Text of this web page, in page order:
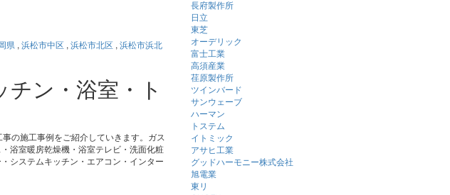
県 , 浜松市中区 , 浜松市北区 , 浜松市浜北
ン・浴室・ト
の施工事例をご紹介していきます。ガス
浴室暖房乾燥機・浴室テレビ・洗面化粧
システムキッチン・エアコン・インター
長府製作所
日立
東芝
オーデリック
富士工業
高須産業
荏原製作所
ツインバード
サンウェーブ
ハーマン
トステム
イトミック
アサヒ工業
グッドハーモニー株式会社
旭電業
東リ